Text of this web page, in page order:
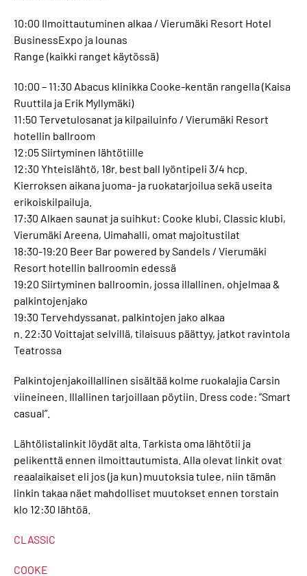
10:00 Ilmoittautuminen alkaa / Vierumäki Resort Hotel
BusinessExpo ja lounas
Range (kaikki ranget käytössä)
10:00 – 11:30 Abacus klinikka Cooke-kentän rangella (Kaisa
Ruuttila ja Erik Myllymäki)
11:50 Tervetulosanat ja kilpailuinfo / Vierumäki Resort
hotellin ballroom
12:05 Siirtyminen lähtötiille
12:30 Yhteislähtö, 18r. best ball lyöntipeli 3/4 hcp.
Kierroksen aikana juoma- ja ruokatarjoilua sekä useita
erikoiskilpailuja.
17:30 Alkaen saunat ja suihkut: Cooke klubi, Classic klubi,
Vierumäki Areena, Uimahalli, omat majoitustilat
18:30-19:20 Beer Bar powered by Sandels / Vierumäki
Resort hotellin ballroomin edessä
19:20 Siirtyminen ballroomin, jossa illallinen, ohjelmaa &
palkintojenjako
19:30 Tervehdyssanat, palkintojen jako alkaa
n. 22:30 Voittajat selvillä, tilaisuus päättyy, jatkot ravintola
Teatrossa
Palkintojenjakoillallinen sisältää kolme ruokalajia Carsin
viineineen. Illallinen tarjoillaan pöytiin. Dress code: ”Smart
casual”.
Lähtölistalinkit löydät alta. Tarkista oma lähtötii ja
pelikenttä ennen ilmoittautumista. Alla olevat linkit ovat
reaalaikaiset eli jos (ja kun) muutoksia tulee, niin tämän
linkin takaa näet mahdolliset muutokset ennen torstain
klo 12:30 lähtöä.
CLASSIC
COOKE